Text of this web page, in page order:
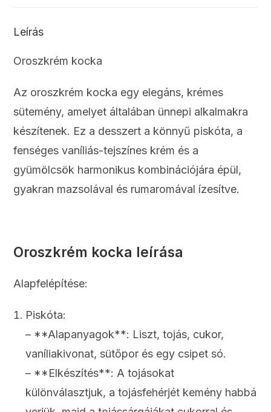
Leírás
Oroszkrém kocka
Az oroszkrém kocka egy elegáns, krémes
sütemény, amelyet általában ünnepi alkalmakra
készítenek. Ez a desszert a könnyű piskóta, a
fenséges vaníliás-tejszínes krém és a
gyümölcsök harmonikus kombinációjára épül,
gyakran mazsolával és rumaromával ízesítve.
Oroszkrém kocka leírása
Alapfelépítése:
Piskóta:
– **Alapanyagok**: Liszt, tojás, cukor,
vaníliakivonat, sütőpor és egy csipet só.
– **Elkészítés**: A tojásokat
különválasztjuk, a tojásfehérjét kemény habbá